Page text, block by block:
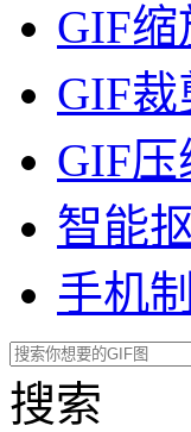
GIF缩
GIF裁
GIF压
智能
手机
搜索